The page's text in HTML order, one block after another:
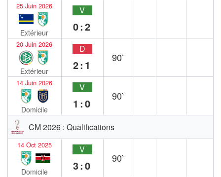
25 Juin 2026
Extérieur
V
0:2
20 Juin 2026
Extérieur
D
2:1
90`
14 Juin 2026
Domicile
V
1:0
90`
CM 2026 : Qualifications
14 Oct 2025
Domicile
V
3:0
90`